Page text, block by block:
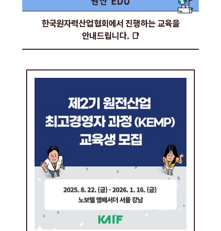
한국원자력산업협회에서 진행하는 교육을
안내드립니다. 📑